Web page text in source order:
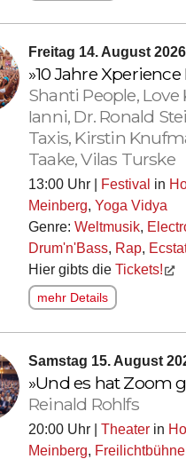
Freitag 14. August 2026
»10 Jahre Xperience
Shanti People, Love
Ianni, Dr. Ronald
Taxis, Kirstin
Taake, Vilas Turske
13:00 Uhr | Festival in
Meinberg, Yoga Vidya
Genre: Weltmusik,
Drum'n'Bass, Rap,
Hier gibts die Tickets!
mehr Details
Samstag 15. August
»Und es hat Zoom
Reinald Rohlfs
20:00 Uhr | Theater in
Meinberg,